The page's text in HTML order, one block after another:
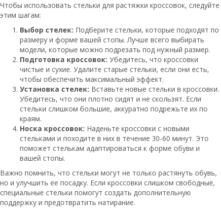
Чтобы использовать стельки для растяжки кроссовок, следуйте
этим шагам:
Выбор стелек: Подберите стельки, которые подходят по
размеру и форме вашей стопы. Лучше всего выбирать
модели, которые можно подрезать под нужный размер.
Подготовка кроссовок: Убедитесь, что кроссовки
чистые и сухие. Удалите старые стельки, если они есть,
чтобы обеспечить максимальный эффект.
Установка стелек: Вставьте новые стельки в кроссовки.
Убедитесь, что они плотно сидят и не скользят. Если
стельки слишком большие, аккуратно подрежьте их по
краям.
Носка кроссовок: Наденьте кроссовки с новыми
стельками и походите в них в течение 30-60 минут. Это
поможет стелькам адаптироваться к форме обуви и
вашей стопы.
Важно помнить, что стельки могут не только растянуть обувь,
но и улучшить ее посадку. Если кроссовки слишком свободные,
специальные стельки помогут создать дополнительную
поддержку и предотвратить натирание.